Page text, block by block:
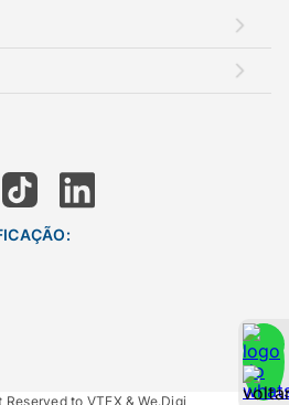
Reserved to VTEX & We.Digi